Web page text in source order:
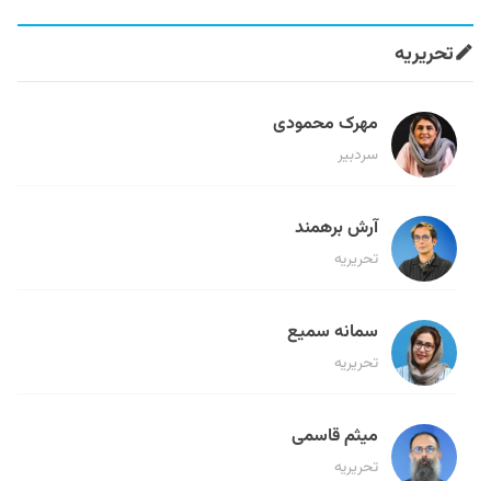
تحریریه
مهرک محمودی
سردبیر
آرش برهمند
تحریریه
سمانه سمیع
تحریریه
میثم قاسمی
تحریریه